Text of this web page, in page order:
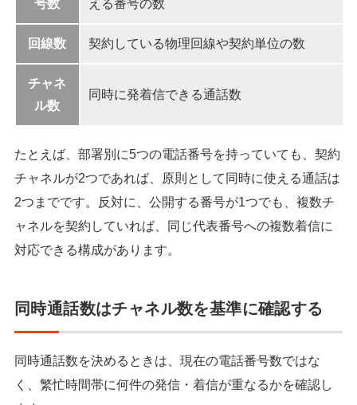
号数
える番号の数
回線数 契約している物理回線や契約単位の数
チャネ
ル数
同時に発着信できる通話数
たとえば、部署別に5つの電話番号を持っていても、契約
チャネルが2つであれば、原則として同時に使える通話は
2つまでです。反対に、公開する番号が1つでも、複数チ
ャネルを契約していれば、同じ代表番号への複数着信に
対応できる構成があります。
同時通話数はチャネル数を基準に確認する
同時通話数を決めるときは、現在の電話番号数ではな
く、繁忙時間帯に何件の発信・着信が重なるかを確認し